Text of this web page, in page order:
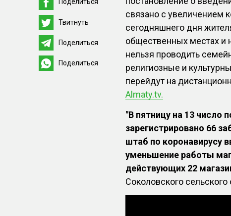
Поделиться
Твитнуть
Поделиться
Поделиться
связано с увеличением
сегодняшнего дня
общественных местах и
нельзя проводить
религиозные и
перейдут на
Almaty.tv.
"В пятницу на 13 число
зарегистрировано 66
штаб по коронавирусу
уменьшение работы
действующих 22
Соколовского сельского